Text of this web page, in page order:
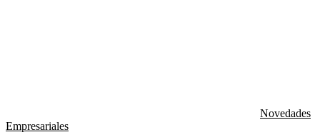
Novedades
Empresariales